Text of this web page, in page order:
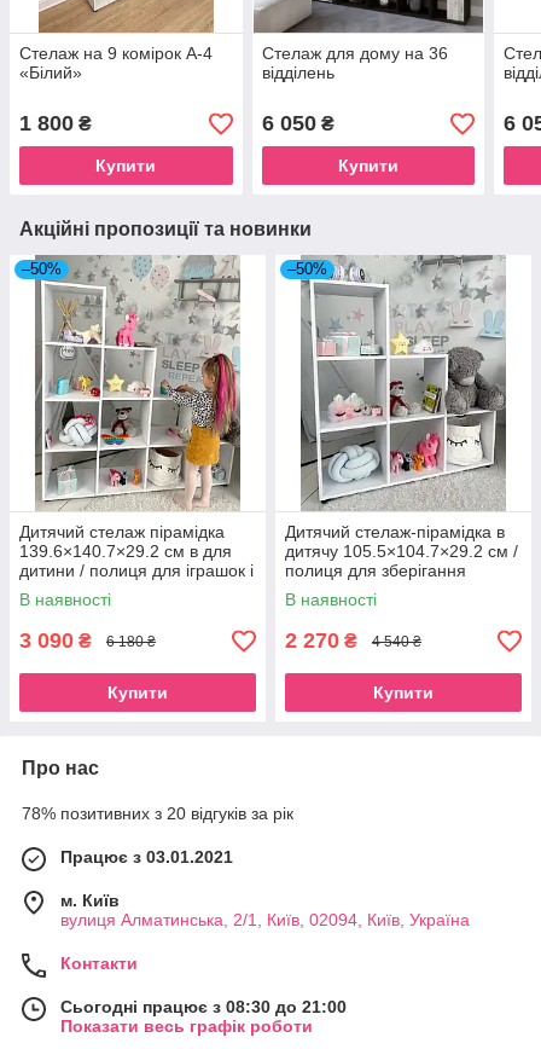
Стелаж на 9 комірок А-4
«Білий»
1 800 ₴
Купити
Стелаж для дому на 36
відділень
6 050₴
Купити
6
Акційні пропозиції та новинки
–50%
Дитячий стелаж пірамідка
139.6×140.7×29.2 см в для
дитини / полиця для іграшок і
книг у дитячу кімнату
В наявності
3 090 ₴ 6 180 ₴
Купити
–50%
Дитячий стелаж-пірамідка в
дитячу 105.5×104.7×29.2 см /
полиця для зберігання
іграшок та книг
В наявності
2 270 ₴ 4 540 ₴
Купити
Про нас
78% позитивних з 20 відгуків за рік
Працює з 03.01.2021
м. Київ
вулиця Алматинська, 2/1, Київ, 02094, Київ, Україна
Контакти
Сьогодні працює з 08:30 до 21:00
Показати весь графік роботи